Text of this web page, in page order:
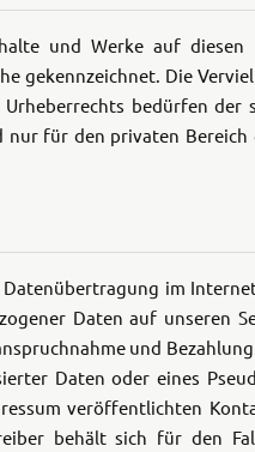
und Werke auf diesen
gekennzeichnet. Die
bedürfen
nur für den privaten
im
Daten auf unseren
und
Daten oder eines
veröffentlichten
behält sich für den